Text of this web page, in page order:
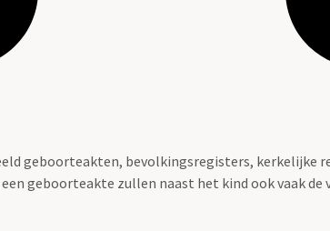
geboorteakten, bevolkingsregisters, kerkelijke
geboorteakte zullen naast het kind ook vaak de